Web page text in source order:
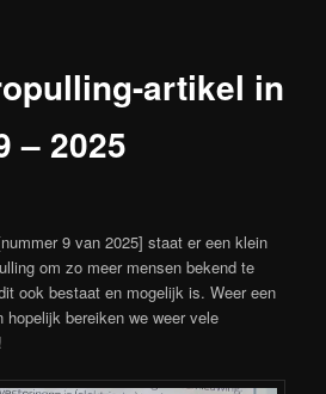
artikel in
– 2025
9 van 2025] staat er een klein
om zo meer mensen bekend te
ook bestaat en mogelijk is. Weer een
bereiken we weer vele